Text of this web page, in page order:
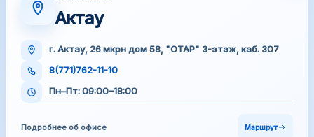
Актау
г. Актау, 26 мкрн дом 58, "ОТАР" 3-этаж, каб. 307
8(771)762-11-10
Пн–Пт: 09:00–18:00
Подробнее об офисе Маршрут